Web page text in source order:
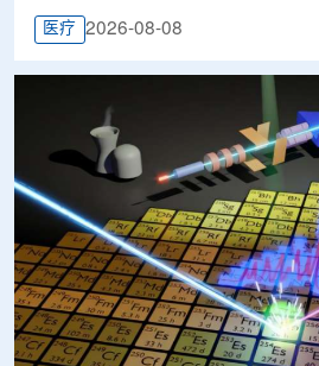
医疗 2026-08-08